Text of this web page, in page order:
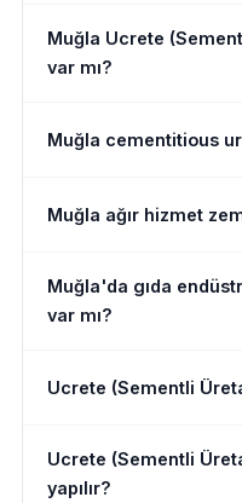
Muğla Ucrete
var mı?
Muğla cementitious
Muğla ağır hizmet
Muğla'da gıda
var mı?
Ucrete (Sementli
Ucrete (Sementli
yapılır?